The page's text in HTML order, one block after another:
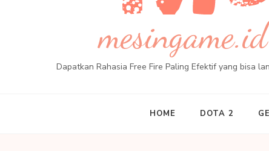
Dapatkan Rahasia Free Fire Paling Efektif yang bisa
HOME DOTA 2